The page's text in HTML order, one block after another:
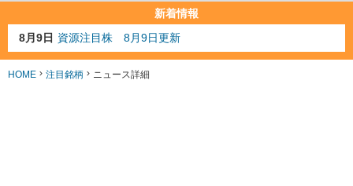
新着情報
8月9日 資源注目株 8月9日更新
8月4日 AI注目株 8月4日更新
8月3日 人気業種注目株 8月3日更新
HOME 注目銘柄 ニュース詳細